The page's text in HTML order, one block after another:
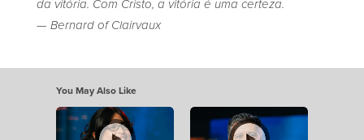
da vitória. Com Cristo, a vitória é uma certeza.
— Bernard of Clairvaux
You May Also Like